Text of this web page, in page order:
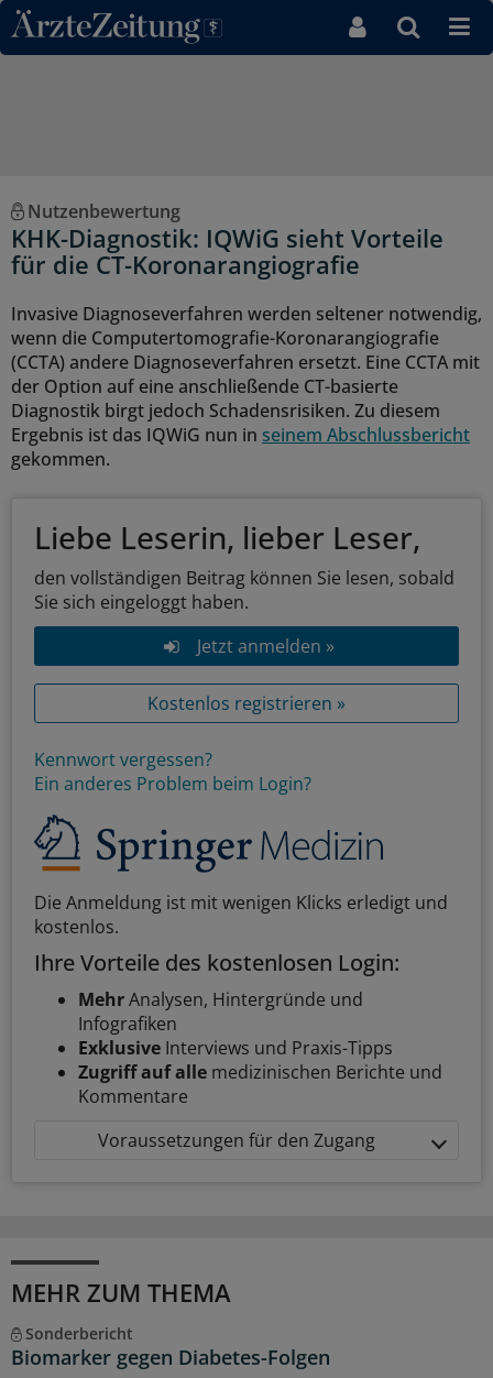
Direkt zum Inhaltsbereich
Nutzenbewertung
KHK-Diagnostik: IQWiG sieht Vorteile
für die CT-Koronarangiografie
Invasive Diagnoseverfahren werden seltener notwendig,
wenn die Computertomografie-Koronarangiografie
(CCTA) andere Diagnoseverfahren ersetzt. Eine CCTA mit
der Option auf eine anschließende CT-basierte
Diagnostik birgt jedoch Schadensrisiken. Zu diesem
Ergebnis ist das IQWiG nun in seinem Abschlussbericht
gekommen.
Liebe Leserin, lieber Leser,
den vollständigen Beitrag können Sie lesen, sobald
Sie sich eingeloggt haben.
Jetzt anmelden »
Kostenlos registrieren »
Kennwort vergessen?
Ein anderes Problem beim Login?
Die Anmeldung ist mit wenigen Klicks erledigt und
kostenlos.
Ihre Vorteile des kostenlosen Login:
MehrAnalysen, Hintergründe und
Infografiken
Exklusive Interviews und Praxis-Tipps
Zugriff auf alle medizinischen Berichte und
Kommentare
Voraussetzungen für den Zugang
MEHR ZUM THEMA
Sonderbericht
Biomarker gegen Diabetes-Folgen